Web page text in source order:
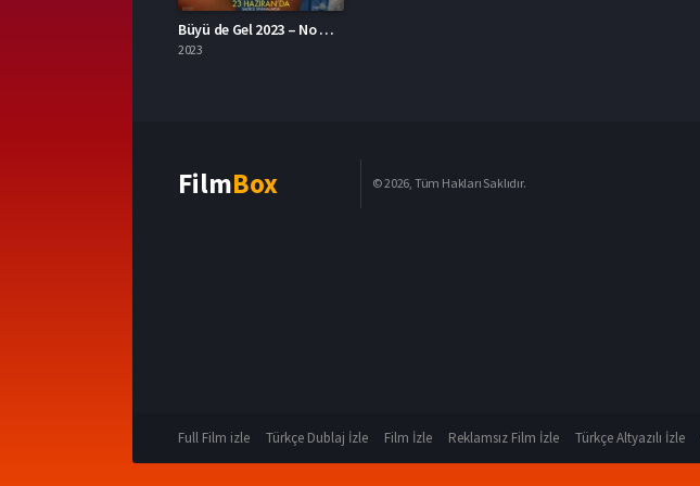
Büyü de Gel 2023 – No Hard Feelings 1080p Turkce Dublaj izle
2023
FilmBox © 2026, Tüm Hakları Saklıdır.
Full Film izle Türkçe Dublaj İzle Film İzle Reklamsız Film İzle Türkçe Altyazılı İzle